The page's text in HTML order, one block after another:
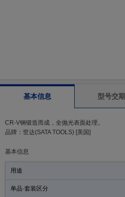
基本信息 型号交期
CR-V钢锻造而成，全抛光表面处理。
品牌：世达(SATA TOOLS) [美国]
基本信息
用途
单品·套装区分